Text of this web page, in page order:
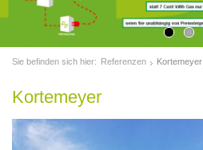
Sie befinden sich hier: Referenzen Kortemeyer
Kortemeyer